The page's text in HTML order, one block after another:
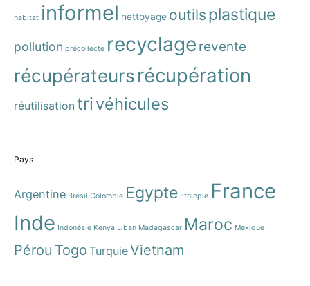
habitat informel nettoyage outilsplastique
pollution précollecte recyclage revente
récupérateursrécupération
réutilisation trivéhicules
Pays
Argentine Brésil Colombie Egypte Ethiopie France
Inde Indonésie Kenya Liban Madagascar Maroc Mexique
Pérou Togo TurquieVietnam